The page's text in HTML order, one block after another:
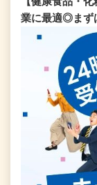
業に最適◎まず